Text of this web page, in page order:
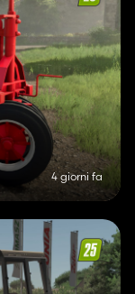
4 giorni fa